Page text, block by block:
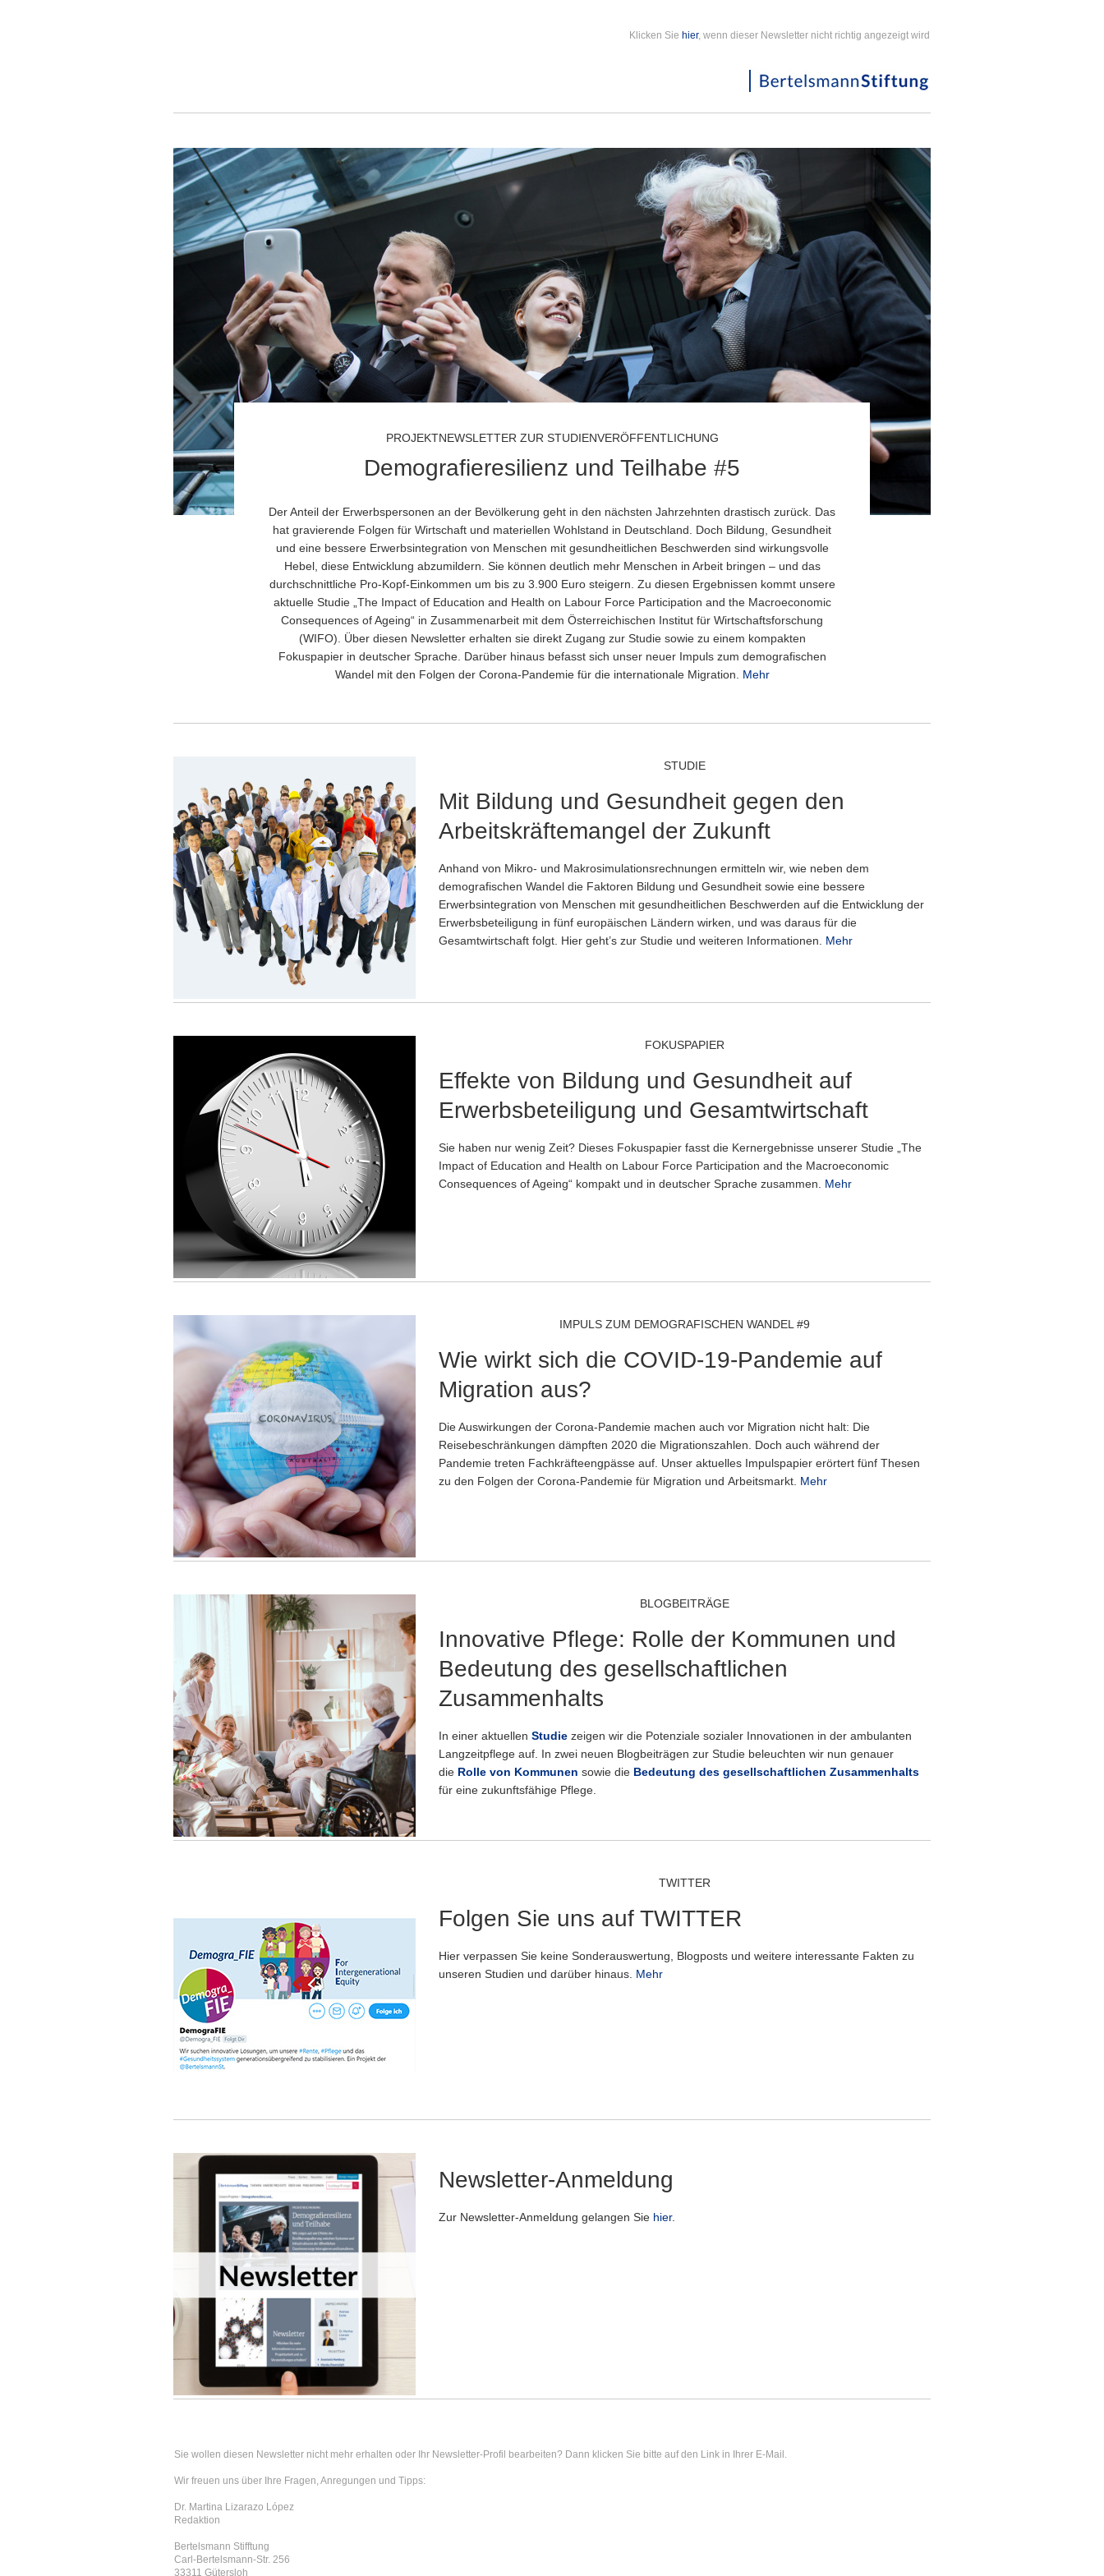
Klicken Sie hier, wenn dieser Newsletter nicht richtig angezeigt wird
PROJEKTNEWSLETTER ZUR STUDIENVERÖFFENTLICHUNG
Demografieresilienz und Teilhabe #5
Der Anteil der Erwerbspersonen an der Bevölkerung geht in den nächsten Jahrzehnten drastisch zurück. Das
hat gravierende Folgen für Wirtschaft und materiellen Wohlstand in Deutschland. Doch Bildung, Gesundheit
und eine bessere Erwerbsintegration von Menschen mit gesundheitlichen Beschwerden sind wirkungsvolle
Hebel, diese Entwicklung abzumildern. Sie können deutlich mehr Menschen in Arbeit bringen – und das
durchschnittliche Pro-Kopf-Einkommen um bis zu 3.900 Euro steigern. Zu diesen Ergebnissen kommt unsere
aktuelle Studie „The Impact of Education and Health on Labour Force Participation and the Macroeconomic
Consequences of Ageing“ in Zusammenarbeit mit dem Österreichischen Institut für Wirtschaftsforschung
(WIFO). Über diesen Newsletter erhalten sie direkt Zugang zur Studie sowie zu einem kompakten
Fokuspapier in deutscher Sprache. Darüber hinaus befasst sich unser neuer Impuls zum demografischen
Wandel mit den Folgen der Corona-Pandemie für die internationale Migration. Mehr
STUDIE
Mit Bildung und Gesundheit gegen den
Arbeitskräftemangel der Zukunft
Anhand von Mikro- und Makrosimulationsrechnungen ermitteln wir, wie neben dem
demografischen Wandel die Faktoren Bildung und Gesundheit sowie eine bessere
Erwerbsintegration von Menschen mit gesundheitlichen Beschwerden auf die Entwicklung der
Erwerbsbeteiligung in fünf europäischen Ländern wirken, und was daraus für die
Gesamtwirtschaft folgt. Hier geht’s zur Studie und weiteren Informationen. Mehr
FOKUSPAPIER
Effekte von Bildung und Gesundheit auf
Erwerbsbeteiligung und Gesamtwirtschaft
Sie haben nur wenig Zeit? Dieses Fokuspapier fasst die Kernergebnisse unserer Studie „The
Impact of Education and Health on Labour Force Participation and the Macroeconomic
Consequences of Ageing“ kompakt und in deutscher Sprache zusammen. Mehr
IMPULS ZUM DEMOGRAFISCHEN WANDEL #9
Wie wirkt sich die COVID-19-Pandemie auf
Migration aus?
Die Auswirkungen der Corona-Pandemie machen auch vor Migration nicht halt: Die
Reisebeschränkungen dämpften 2020 die Migrationszahlen. Doch auch während der
Pandemie treten Fachkräfteengpässe auf. Unser aktuelles Impulspapier erörtert fünf Thesen
zu den Folgen der Corona-Pandemie für Migration und Arbeitsmarkt. Mehr
BLOGBEITRÄGE
Innovative Pflege: Rolle der Kommunen und
Bedeutung des gesellschaftlichen
Zusammenhalts
In einer aktuellen Studie zeigen wir die Potenziale sozialer Innovationen in der ambulanten
Langzeitpflege auf. In zwei neuen Blogbeiträgen zur Studie beleuchten wir nun genauer
die Rolle von Kommunen sowie die Bedeutung des gesellschaftlichen Zusammenhalts
für eine zukunftsfähige Pflege.
TWITTER
Folgen Sie uns auf TWITTER
Hier verpassen Sie keine Sonderauswertung, Blogposts und weitere interessante Fakten zu
unseren Studien und darüber hinaus. Mehr
Newsletter-Anmeldung
Zur Newsletter-Anmeldung gelangen Sie hier.
Sie wollen diesen Newsletter nicht mehr erhalten oder Ihr Newsletter-Profil bearbeiten? Dann klicken Sie bitte auf den Link in Ihrer E-Mail.
Wir freuen uns über Ihre Fragen, Anregungen und Tipps:
Dr. Martina Lizarazo López
Redaktion
Bertelsmann Stifftung
Carl-Bertelsmann-Str. 256
33311 Gütersloh